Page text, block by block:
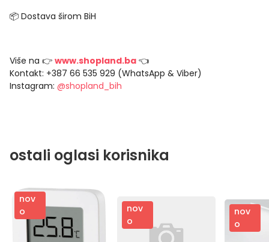
📦 Dostava širom BiH
Više na 👉 www.shopland.ba 👈
Kontakt: +387 66 535 929 (WhatsApp & Viber)
Instagram: @shopland_bih
ostali oglasi korisnika
nov
o
nov
o
nov
o